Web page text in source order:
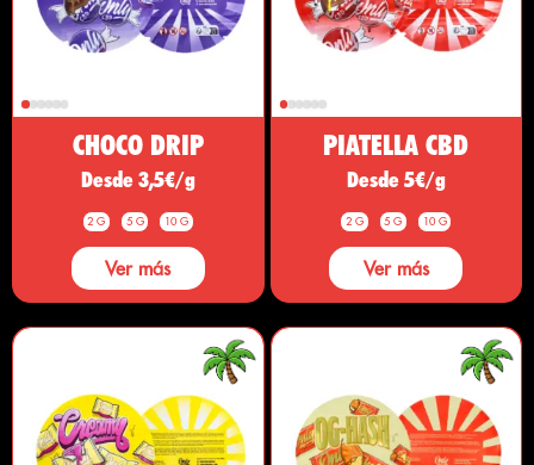
CHOCO DRIP
Desde 3,5€/g
2 G 5 G 10 G
Ver más
PIATELLA CBD
Desde 5€/g
2 G 5 G 10 G
Ver más